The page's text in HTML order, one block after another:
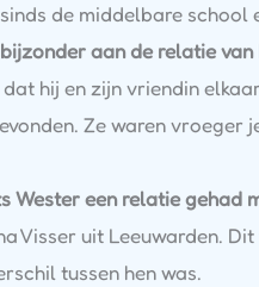
de middelbare school
aan de relatie van
hij en zijn vriendin
Ze waren vroeger
Wester een relatie gehad
Visser uit Leeuwarden.
tussen hen was.